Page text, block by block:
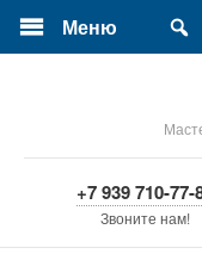
Меню
+7 939 710-77-
Звоните нам!